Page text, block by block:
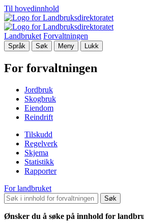
Til hovedinnhold
Landbruket Forvaltningen
Språk Søk Meny Lukk
For forvaltningen
Jordbruk
Skogbruk
Eiendom
Reindrift
Tilskudd
Regelverk
Skjema
Statistikk
Rapporter
For landbruket
Søk
Ønsker du å søke på innhold for